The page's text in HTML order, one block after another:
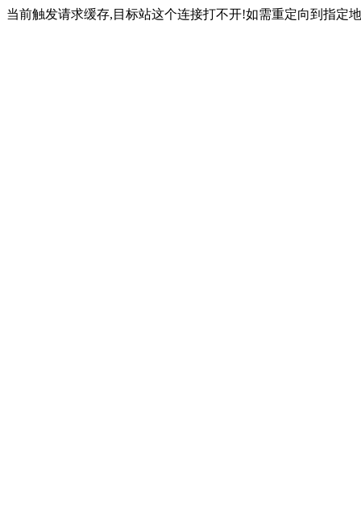
当前触发请求缓存,目标站这个连接打不开!如需重定向到指定